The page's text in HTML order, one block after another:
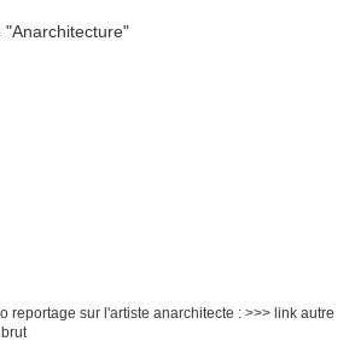
reportage sur l'artiste anarchitecte : >>> link autre